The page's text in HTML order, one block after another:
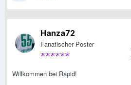
Hanza72
Fanatischer Poster
Willkommen bei Rapid!